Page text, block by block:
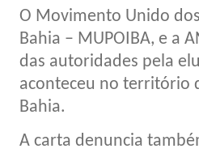
O Movimento Unido
Bahia – MUPOIBA, e a
das autoridades pela
aconteceu no território
Bahia.
A carta denuncia